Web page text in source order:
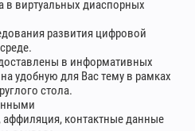
в виртуальных диаспорных
развития цифровой
в информативных
удобную для Вас тему в рамках
стола.
контактные данные